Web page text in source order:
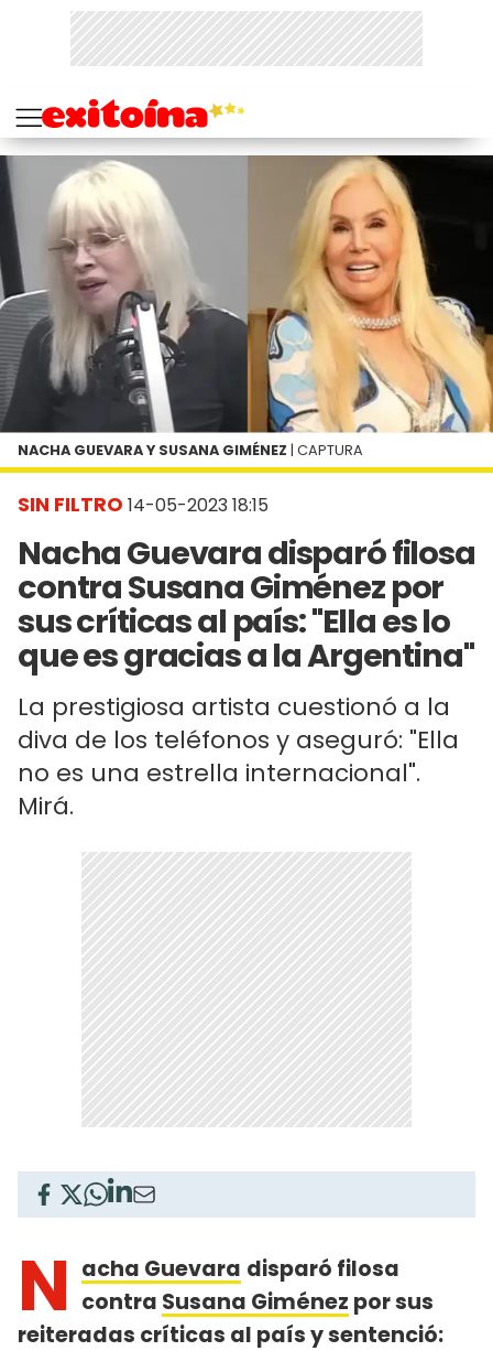
SIN FILTRO 14-05-2023 18:15
Nacha Guevara disparó filosa
contra Susana Giménez por
sus críticas al país: "Ella es lo
que es gracias a la Argentina"
La prestigiosa artista cuestionó a la
diva de los teléfonos y aseguró: "Ella
no es una estrella internacional".
Mirá.
NACHA GUEVARA Y SUSANA GIMÉNEZ | CAPTURA
N acha Guevara disparó filosa
contra Susana Giménez por sus
reiteradas críticas al país y sentenció: